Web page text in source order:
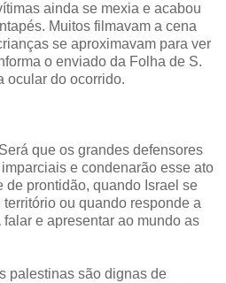
ainda se mexia e acabou
Muitos filmavam a cena
se aproximavam para ver
o enviado da Folha de S.
ocular do ocorrido.
que os grandes defensores
e condenarão esse ato
de prontidão, quando Israel se
ou quando responde a
e apresentar ao mundo as
palestinas são dignas de